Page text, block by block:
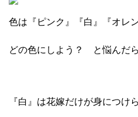
色は『ピンク』『白』『オレ
どの色にしよう？ と悩んだら
『白』は花嫁だけが身につけ